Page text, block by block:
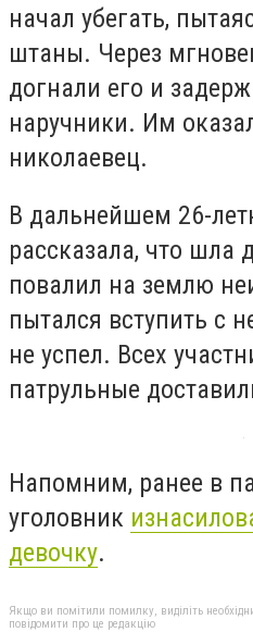
начал убегать,
штаны. Через
догнали его и
наручники. Им
николаевец.
В дальнейшем 26-
рассказала, что шла
повалил на землю
пытался вступить с
не успел. Всех
патрульные
Напомним, ранее в
уголовник
девочку.
Якщо ви помітили помилку, виділіть
повідомити про це редакцію